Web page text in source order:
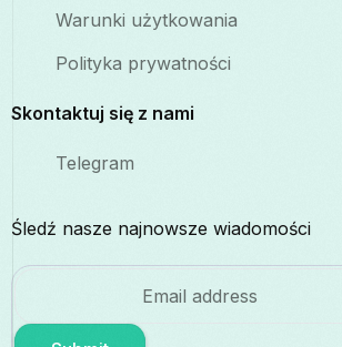
Warunki użytkowania
Polityka prywatności
Skontaktuj się z nami
Telegram
Śledź nasze najnowsze wiadomości